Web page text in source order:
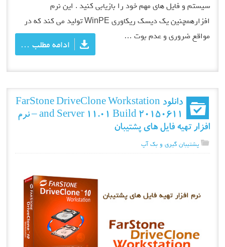
سیستم و فایل های مهم خود را بازیابی کنید . این نرم
افزارهمچنین یک دیسک ریکاوری WinPE تولید می کند که در
مواقع ضروری و عدم بوت …
ادامه مطلب …
دانلود FarStone DriveClone Workstation
and Server 11.01 Build 20150611 – نرم
افزار تهیه فایل های پشتیبان
پشتیبان گیری و بک آپ